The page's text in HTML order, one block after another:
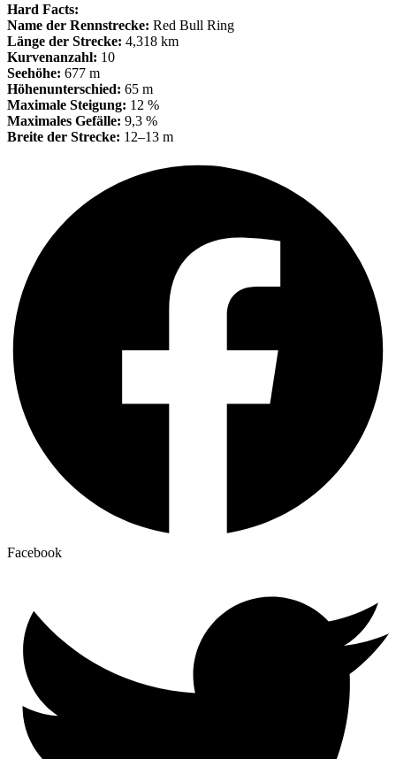
Hard Facts:
Name der Rennstrecke: Red Bull Ring
Länge der Strecke: 4,318 km
Kurvenanzahl: 10
Seehöhe: 677 m
Höhenunterschied: 65 m
Maximale Steigung: 12 %
Maximales Gefälle: 9,3 %
Breite der Strecke: 12–13 m
Facebook